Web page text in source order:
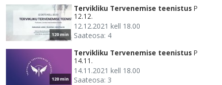
120 min
Tervikliku Tervenemise teenistus P
12.12.
12.12.2021 kell 18.00
Saateosa: 4
120 min
Tervikliku Tervenemise teenistus P
14.11.
14.11.2021 kell 18.00
Saateosa: 3